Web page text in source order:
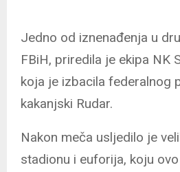
Jedno od iznenađenja u
FBiH, priredila je ekipa NK
koja je izbacila federalnog
kakanjski Rudar.
Nakon meča usljedilo je
stadionu i euforija, koju